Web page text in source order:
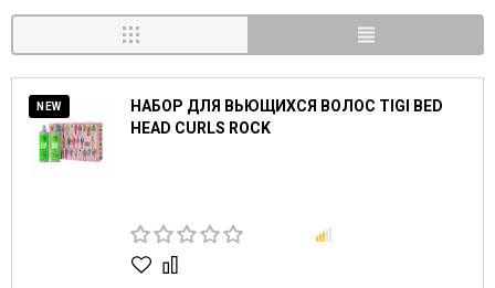
NEW
НАБОР ДЛЯ ВЬЮЩИХСЯ ВОЛОС TIGI BED
HEAD CURLS ROCK